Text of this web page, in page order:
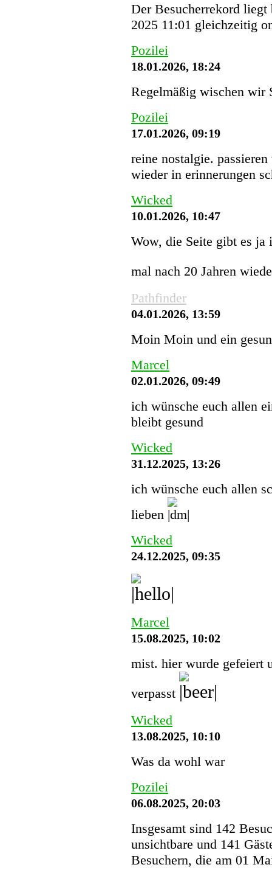
Der Besucherrekord
2025 11:01 gleichzeitig
Pozilei
18.01.2026, 18:24
Regelmäßig wischen wir
Pozilei
17.01.2026, 09:19
reine nostalgie.
wieder in erinnerungen
Wicked
10.01.2026, 10:47
Wow, die Seite gibt es ja
mal nach 20 Jahren
Pathfinder
04.01.2026, 13:59
Moin Moin und ein
Marcel
02.01.2026, 09:49
ich wünsche euch allen
bleibt gesund
Wicked
31.12.2025, 13:26
ich wünsche euch allen
lieben
Wicked
24.12.2025, 09:35
Marcel
15.08.2025, 10:02
mist. hier wurde gefeiert
verpasst
Wicked
13.08.2025, 10:10
Was da wohl war
Pozilei
06.08.2025, 20:03
Insgesamt sind 142
unsichtbare und 141
Besuchern, die am 01